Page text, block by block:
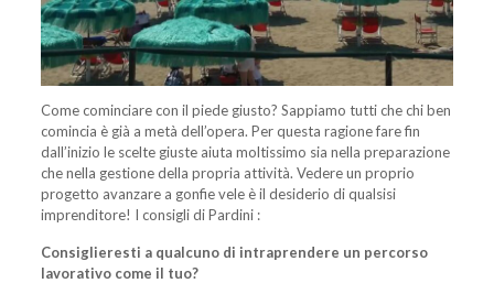
Come cominciare con il piede giusto? Sappiamo tutti che chi ben
comincia è già a metà dell’opera. Per questa ragione fare fin
dall’inizio le scelte giuste aiuta moltissimo sia nella preparazione
che nella gestione della propria attività. Vedere un proprio
progetto avanzare a gonfie vele è il desiderio di qualsisi
imprenditore! I consigli di Pardini :
Consiglieresti a qualcuno di intraprendere un percorso
lavorativo come il tuo?